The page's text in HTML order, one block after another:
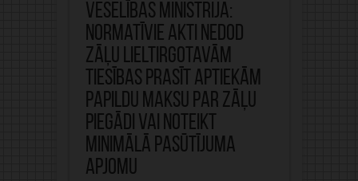
Veselības ministrija:
normatīvie akti nedod
zāļu lieltirgotavām
tiesības prasīt aptiekām
papildu maksu par zāļu
piegādi vai noteikt
minimālā pasūtījuma
apjomu